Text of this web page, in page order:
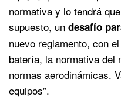
normativa y lo tendrá
supuesto, un desafío
nuevo reglamento, con
batería, la normativa del
normas aerodinámicas.
equipos”.